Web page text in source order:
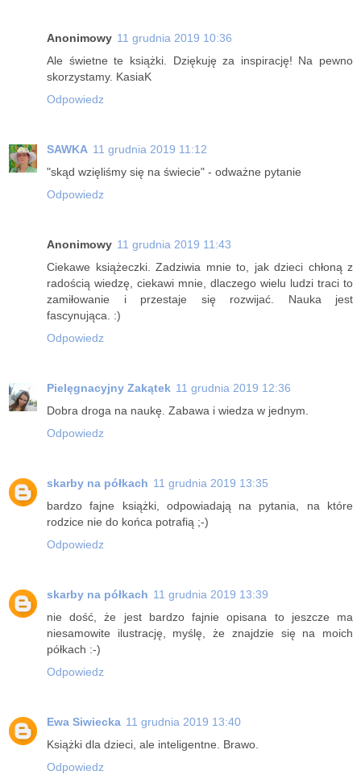
Anonimowy 11 grudnia 2019 10:36
Ale świetne te książki. Dziękuję za inspirację! Na pewno
skorzystamy. KasiaK
Odpowiedz
SAWKA 11 grudnia 2019 11:12
"skąd wzięliśmy się na świecie" - odważne pytanie
Odpowiedz
Anonimowy 11 grudnia 2019 11:43
Ciekawe książeczki. Zadziwia mnie to, jak dzieci chłoną z
radością wiedzę, ciekawi mnie, dlaczego wielu ludzi traci to
zamiłowanie i przestaje się rozwijać. Nauka jest
fascynująca. :)
Odpowiedz
Pielęgnacyjny Zakątek 11 grudnia 2019 12:36
Dobra droga na naukę. Zabawa i wiedza w jednym.
Odpowiedz
skarby na półkach 11 grudnia 2019 13:35
bardzo fajne książki, odpowiadają na pytania, na które
rodzice nie do końca potrafią ;-)
Odpowiedz
skarby na półkach 11 grudnia 2019 13:39
nie dość, że jest bardzo fajnie opisana to jeszcze ma
niesamowite ilustrację, myślę, że znajdzie się na moich
półkach :-)
Odpowiedz
Ewa Siwiecka 11 grudnia 2019 13:40
Książki dla dzieci, ale inteligentne. Brawo.
Odpowiedz